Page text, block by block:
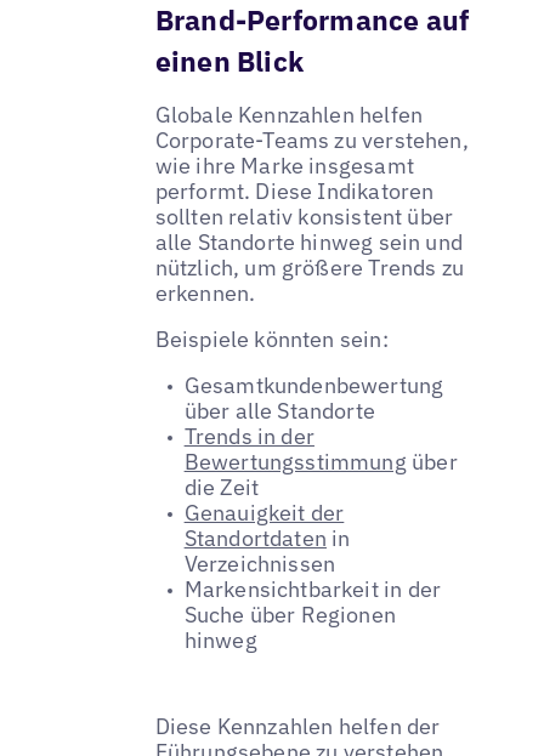
Brand-Performance auf
einen Blick
Globale Kennzahlen helfen
Corporate-Teams zu verstehen,
wie ihre Marke insgesamt
performt. Diese Indikatoren
sollten relativ konsistent über
alle Standorte hinweg sein und
nützlich, um größere Trends zu
erkennen.
Beispiele könnten sein:
Gesamtkundenbewertung
über alle Standorte
Trends in der
Bewertungsstimmung über
die Zeit
Genauigkeit der
Standortdaten in
Verzeichnissen
Markensichtbarkeit in der
Suche über Regionen
hinweg
Diese Kennzahlen helfen der